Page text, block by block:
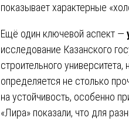
показывает характерные
Ещё один ключевой аспект —
исследование Казанского
строительного
определяется не столько
на устойчивость, особенно
«Лира» показали, что для